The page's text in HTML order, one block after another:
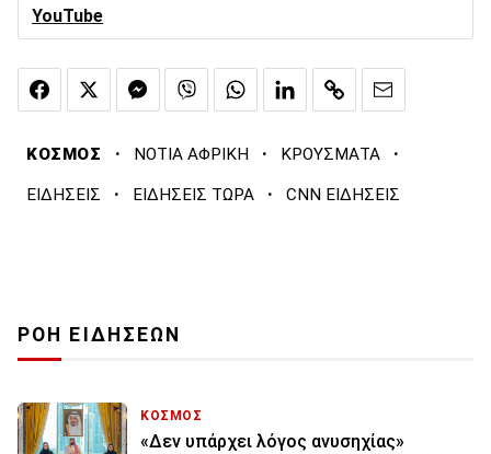
YouTube
ΚΟΣΜΟΣ · ΝΟΤΙΑ ΑΦΡΙΚΗ · ΚΡΟΥΣΜΑΤΑ ·
ΕΙΔΗΣΕΙΣ · ΕΙΔΗΣΕΙΣ ΤΩΡΑ · CNN ΕΙΔΗΣΕΙΣ
ΡΟΗ ΕΙΔΗΣΕΩΝ
ΚΟΣΜΟΣ
«Δεν υπάρχει λόγος ανυσηχίας»